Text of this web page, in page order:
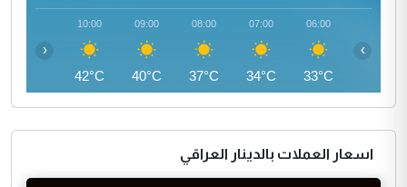
06:00
33°C
07:00
34°C
08:00
37°C
09:00
40°C
10:00
42°C
‹ ›
اسعار العملات بالدينار العراقي